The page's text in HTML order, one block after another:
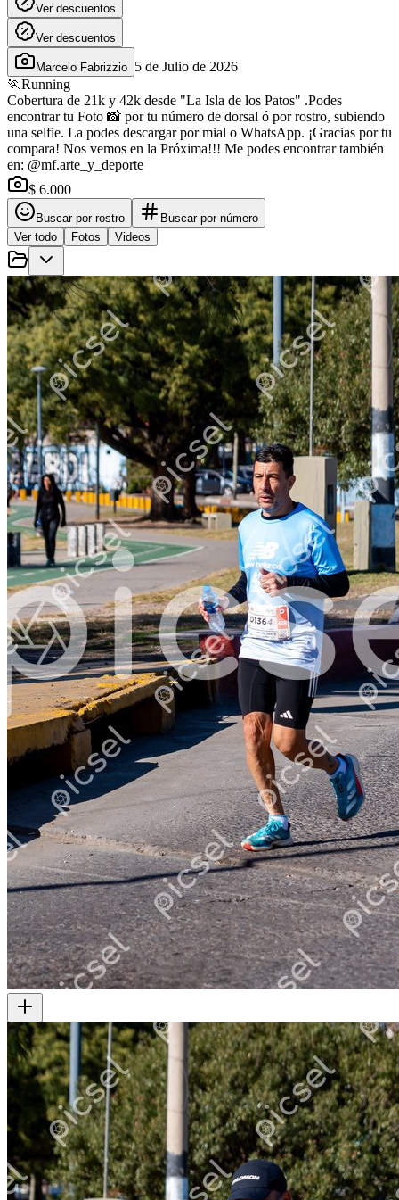
Ver descuentos
Ver descuentos
Marcelo Fabrizzio 5 de Julio de 2026
🏃Running
Cobertura de 21k y 42k desde "La Isla de los Patos" .Podes
encontrar tu Foto 📸 por tu número de dorsal ó por rostro, subiendo
una selfie. La podes descargar por mial o WhatsApp. ¡Gracias por tu
compara! Nos vemos en la Próxima!!! Me podes encontrar también
en: @mf.arte_y_deporte
$ 6.000
Buscar por rostro
Buscar por número
Ver todo
Fotos Videos